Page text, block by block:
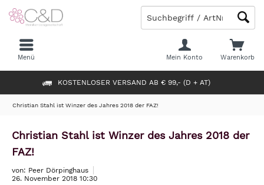
KOSTENLOSER VERSAND AB € 99,- (D + AT)
Warenkorb
Mein Konto
Menü
Christian Stahl ist Winzer des Jahres 2018 der FAZ!
Christian Stahl ist Winzer des Jahres 2018 der
FAZ!
von: Peer Dörpinghaus
26. November 2018 10:30